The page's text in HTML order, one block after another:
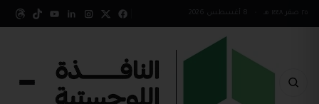
8 أغسطس 2026